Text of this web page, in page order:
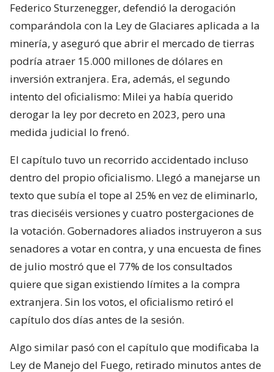
Federico Sturzenegger, defendió la derogación
comparándola con la Ley de Glaciares aplicada a la
minería, y aseguró que abrir el mercado de tierras
podría atraer 15.000 millones de dólares en
inversión extranjera. Era, además, el segundo
intento del oficialismo: Milei ya había querido
derogar la ley por decreto en 2023, pero una
medida judicial lo frenó.
El capítulo tuvo un recorrido accidentado incluso
dentro del propio oficialismo. Llegó a manejarse un
texto que subía el tope al 25% en vez de eliminarlo,
tras dieciséis versiones y cuatro postergaciones de
la votación. Gobernadores aliados instruyeron a sus
senadores a votar en contra, y una encuesta de fines
de julio mostró que el 77% de los consultados
quiere que sigan existiendo límites a la compra
extranjera. Sin los votos, el oficialismo retiró el
capítulo dos días antes de la sesión.
Algo similar pasó con el capítulo que modificaba la
Ley de Manejo del Fuego, retirado minutos antes de